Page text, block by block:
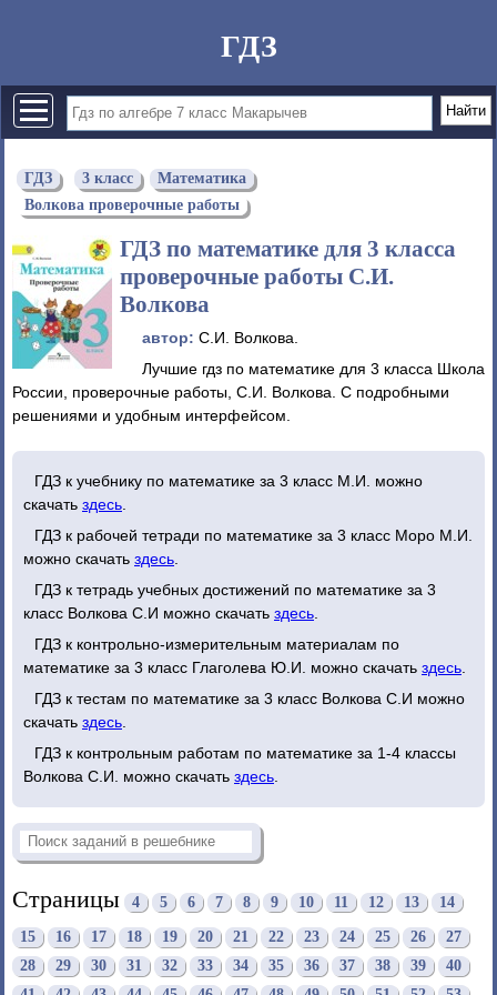
ГДЗ
ГДЗ 3 класс
Математика
Волкова проверочные работы
ГДЗ по математике для 3 класса
проверочные работы С.И.
Волкова
автор: С.И. Волкова.
Лучшие гдз по математике для 3 класса Школа
России, проверочные работы, С.И. Волкова. С подробными
решениями и удобным интерфейсом.
ГДЗ к учебнику по математике за 3 класс М.И. можно
скачать здесь
ГДЗ к рабочей тетради по математике за 3 класс Моро М.И.
можно скачать здесь
ГДЗ к тетрадь учебных достижений по математике за 3
класс Волкова С.И можно скачать здесь
ГДЗ к контрольно-измерительным материалам по
математике за 3 класс Глаголева Ю.И. можно скачать здесь
ГДЗ к тестам по математике за 3 класс Волкова С.И можно
скачать здесь
ГДЗ к контрольным работам по математике за 1-4 классы
Волкова С.И. можно скачать здесь
Страницы 4 5 6 7 8 9 10 11 12 13 14
15 16 17 18 19 20 21 22 23 24 25 26
27
28
29 30 31 32 33 34 35 36 37 38 39
40